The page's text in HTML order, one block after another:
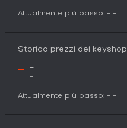
Attualmente più basso: - -
Storico prezzi dei keyshop
- -
-
Attualmente più basso: - -